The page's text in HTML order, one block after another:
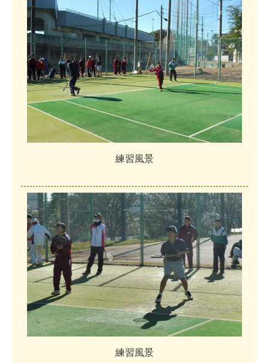
練習風景
練習風景